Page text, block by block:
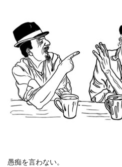
愚痴を言わない。